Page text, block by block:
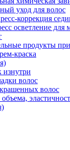
уход для волос
коррекция
осветление для
продукты
краска
изнутри
волос
волос